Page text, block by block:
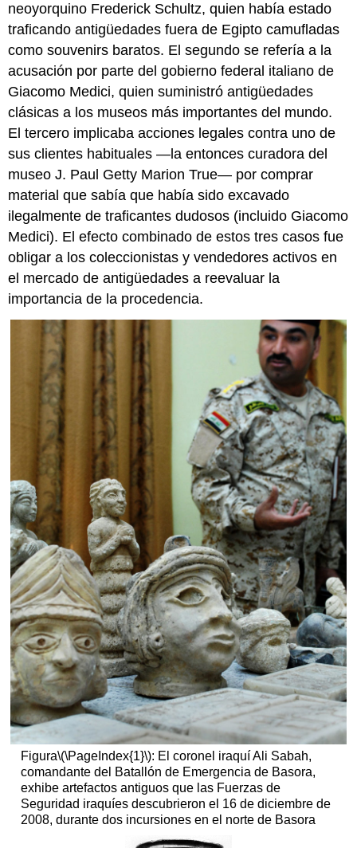
1.
Frederick
y
el
tráfico
bienes
culturales
egipcios
2.
Medici
y
el
tráfico
de
antigüedades
clásicas
Museo
Marion
True
y
J.
Paul
Casas
de
subastas
y
consideraciones
de
procedencia
¿A
dónde
vamos
desde
aquí?
Recursos
adicionales:
neoyorquino Frederick Schultz, quien había estado
traficando antigüedades fuera de Egipto camufladas
como souvenirs baratos. El segundo se refería a la
acusación por parte del gobierno federal italiano de
Giacomo Medici, quien suministró antigüedades
clásicas a los museos más importantes del mundo.
El tercero implicaba acciones legales contra uno de
sus clientes habituales —la entonces curadora del
museo J. Paul Getty Marion True— por comprar
material que sabía que había sido excavado
ilegalmente de traficantes dudosos (incluido Giacomo
Medici). El efecto combinado de estos tres casos fue
obligar a los coleccionistas y vendedores activos en
el mercado de antigüedades a reevaluar la
importancia de la procedencia.
Figura\(\PageIndex{1}\): El coronel iraquí Ali Sabah,
comandante del Batallón de Emergencia de Basora,
exhibe artefactos antiguos que las Fuerzas de
Seguridad iraquíes descubrieron el 16 de diciembre de
2008, durante dos incursiones en el norte de Basora